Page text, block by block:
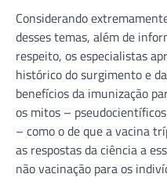
Considerando
desses temas, além de
respeito, os especialistas
histórico do surgimento e
benefícios da imunização
os mitos –
– como o de que a vacina
as respostas da ciência a
não vacinação para os